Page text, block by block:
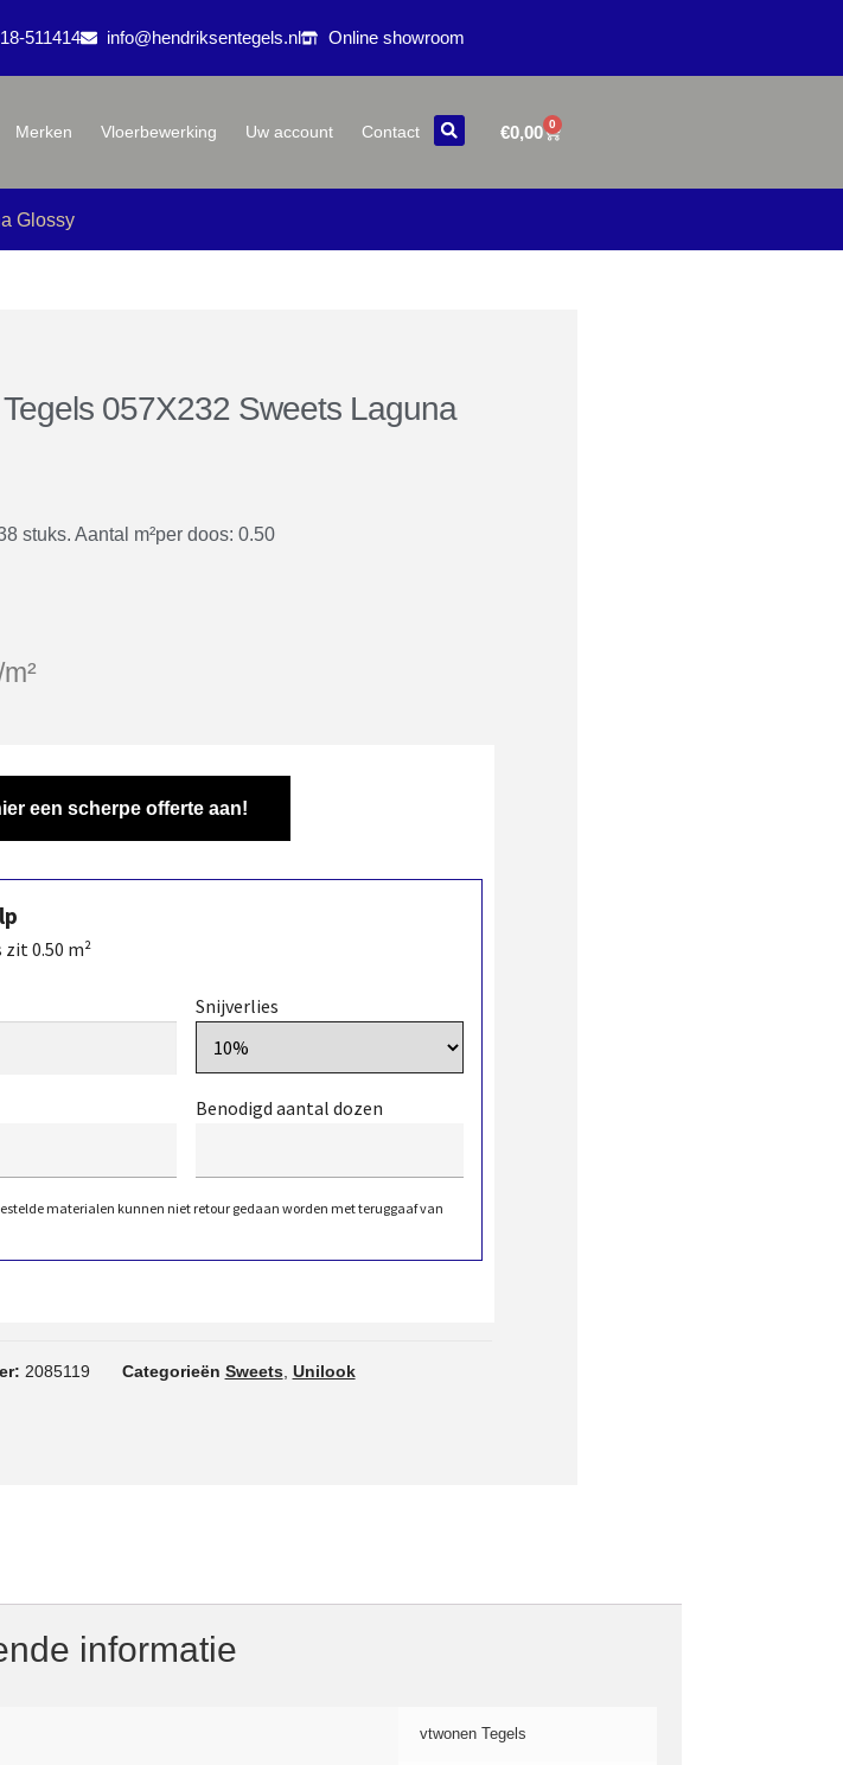
511414 info@hendriksentegels.nl Online showroom
Merken Vloerbewerking Uw account Contact €0,00 0
Glossy
057X232 Sweets Laguna
stuks. Aantal m²per doos: 0.50
een scherpe offerte aan!
zit0.50 m²
Snijverlies
Benodigd aantal dozen
materialen kunnen niet retour gedaan worden met teruggaaf van
2085119 Categorieën Sweets Unilook
informatie
vtwonen Tegels